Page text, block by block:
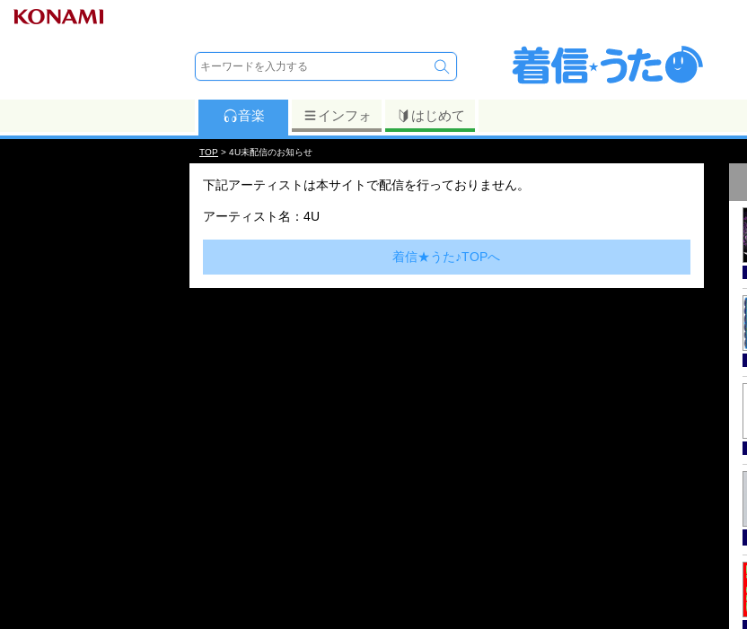
音楽 インフォ はじめて
TOP > 4U未配信のお知らせ
下記アーティストは本サイトで配信を行っておりません。
アーティスト名：4U
着信★うた♪TOPへ